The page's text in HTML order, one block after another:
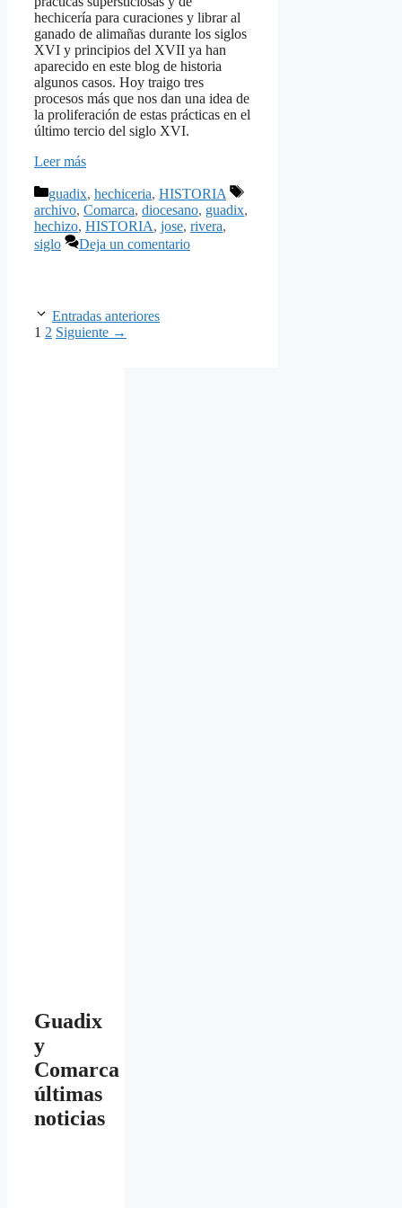
hechicería para curaciones y librar al
ganado de alimañas durante los siglos
XVI y principios del XVII ya han
aparecido en este blog de historia
algunos casos. Hoy traigo tres
procesos más que nos dan una idea de
la proliferación de estas prácticas en el
último tercio del siglo XVI.
Leer más
Categorías
guadix, hechiceria, HISTORIA
Etiquetas
archivo, Comarca, diocesano, guadix,
hechizo, HISTORIA, jose, rivera,
siglo
Deja un comentario
Entradas anteriores
Página
1 Página
2 Siguiente →
Guadix
y
Comarca
últimas
noticias